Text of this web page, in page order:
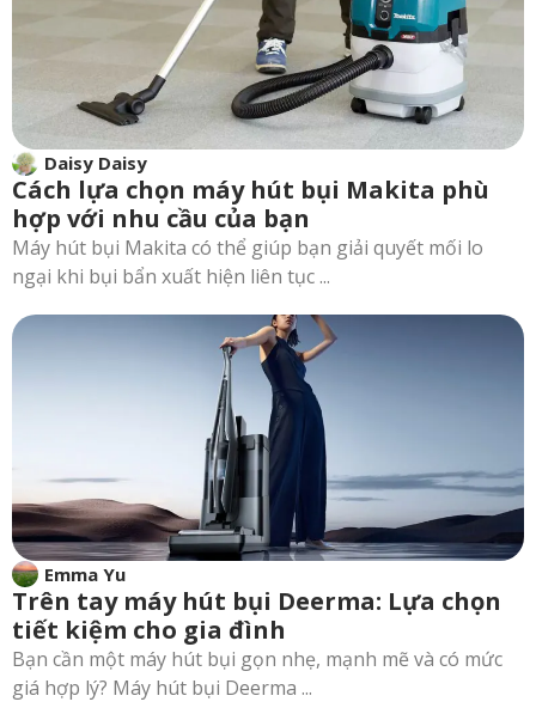
Daisy Daisy
Cách lựa chọn máy hút bụi Makita phù
hợp với nhu cầu của bạn
Máy hút bụi Makita có thể giúp bạn giải quyết mối lo
ngại khi bụi bẩn xuất hiện liên tục ...
Emma Yu
Trên tay máy hút bụi Deerma: Lựa chọn
tiết kiệm cho gia đình
Bạn cần một máy hút bụi gọn nhẹ, mạnh mẽ và có mức
giá hợp lý? Máy hút bụi Deerma ...